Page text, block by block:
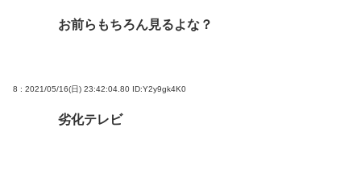
お前らもちろん見るよな？
8 : 2021/05/16(日) 23:42:04.80 ID:Y2y9gk4K0
劣化テレビ